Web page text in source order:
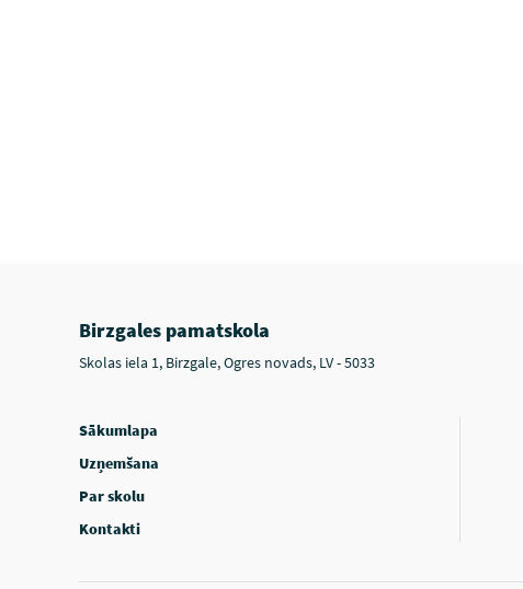
Birzgales pamatskola
Skolas iela 1, Birzgale, Ogres novads, LV - 5033
Sākumlapa
Uzņemšana
Par skolu
Kontakti